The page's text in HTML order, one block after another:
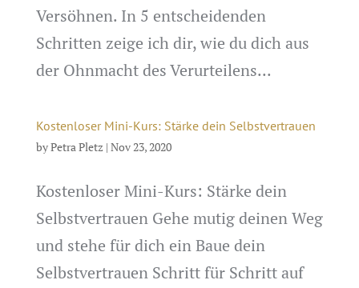
Versöhnen. In 5 entscheidenden
Schritten zeige ich dir, wie du dich aus
der Ohnmacht des Verurteilens...
Kostenloser Mini-Kurs: Stärke dein Selbstvertrauen
byPetra Pletz | Nov 23, 2020
Kostenloser Mini-Kurs: Stärke dein
Selbstvertrauen Gehe mutig deinen Weg
und stehe für dich ein Baue dein
Selbstvertrauen Schritt für Schritt auf